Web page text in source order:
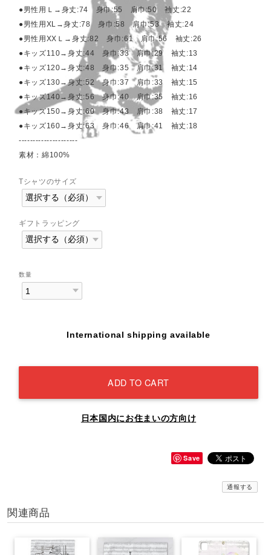
●男性用Ｌ→身丈:74 身巾:55 肩巾:50 袖丈:22
●男性用XL→身丈:78 身巾:58 肩巾:53 袖丈:24
●男性用XXＬ→身丈:82 身巾:61 肩巾:56 袖丈:26
●キッズ110→身丈:44 身巾:33 肩巾:29 袖丈:13
●キッズ120→身丈:48 身巾:35 肩巾:31 袖丈:14
●キッズ130→身丈:52 身巾:37 肩巾:33 袖丈:15
●キッズ140→身丈:56 身巾:40 肩巾:35 袖丈:16
●キッズ150→身丈:60 身巾:43 肩巾:38 袖丈:17
●キッズ160→身丈:63 身巾:46 肩巾:41 袖丈:18
---------------------
素材：綿100%
Tシャツのサイズ
ギフトラッピング
数量
International shipping available
ADD TO CART
日本国内にお住まいの方向け
Save
通報する
関連商品